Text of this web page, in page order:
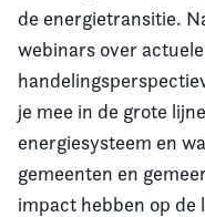
de energietransitie.
webinars over actuele
je mee in de grote
energiesysteem en
gemeenten en
impact hebben op de